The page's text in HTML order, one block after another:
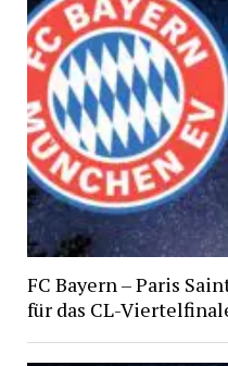
FC Bayern – Paris
für das CL-